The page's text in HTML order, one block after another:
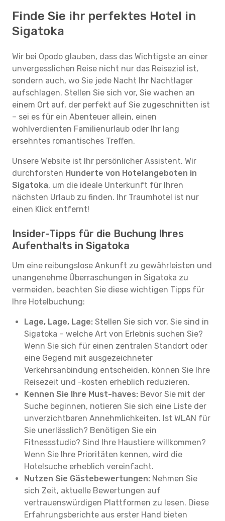
Finde Sie ihr perfektes Hotel in
Sigatoka
Wir bei Opodo glauben, dass das Wichtigste an einer
unvergesslichen Reise nicht nur das Reiseziel ist,
sondern auch, wo Sie jede Nacht Ihr Nachtlager
aufschlagen. Stellen Sie sich vor, Sie wachen an
einem Ort auf, der perfekt auf Sie zugeschnitten ist
– sei es für ein Abenteuer allein, einen
wohlverdienten Familienurlaub oder Ihr lang
ersehntes romantisches Treffen.
Unsere Website ist Ihr persönlicher Assistent. Wir
durchforsten Hunderte von Hotelangeboten in
Sigatoka, um die ideale Unterkunft für Ihren
nächsten Urlaub zu finden. Ihr Traumhotel ist nur
einen Klick entfernt!
Insider-Tipps für die Buchung Ihres
Aufenthalts in Sigatoka
Um eine reibungslose Ankunft zu gewährleisten und
unangenehme Überraschungen in Sigatoka zu
vermeiden, beachten Sie diese wichtigen Tipps für
Ihre Hotelbuchung:
Lage, Lage, Lage: Stellen Sie sich vor, Sie sind in
Sigatoka – welche Art von Erlebnis suchen Sie?
Wenn Sie sich für einen zentralen Standort oder
eine Gegend mit ausgezeichneter
Verkehrsanbindung entscheiden, können Sie Ihre
Reisezeit und -kosten erheblich reduzieren.
Kennen Sie Ihre Must-haves: Bevor Sie mit der
Suche beginnen, notieren Sie sich eine Liste der
unverzichtbaren Annehmlichkeiten. Ist WLAN für
Sie unerlässlich? Benötigen Sie ein
Fitnessstudio? Sind Ihre Haustiere willkommen?
Wenn Sie Ihre Prioritäten kennen, wird die
Hotelsuche erheblich vereinfacht.
Nutzen Sie Gästebewertungen: Nehmen Sie
sich Zeit, aktuelle Bewertungen auf
vertrauenswürdigen Plattformen zu lesen. Diese
Erfahrungsberichte aus erster Hand bieten